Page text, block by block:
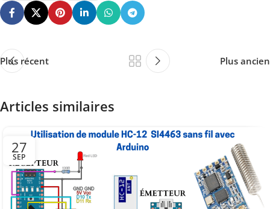
Plus récent Plus ancien
Articles similaires
27
SEP